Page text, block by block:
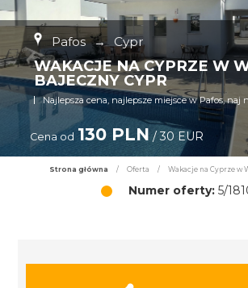
Pafos → Cypr
WAKACJE NA CYPRZE W
BAJECZNY CYPR
Najlepsza cena, najlepsze miejsce w Pafos, naj
Cena od 130 PLN/ 30 EUR
Strona główna / Oferta / Wakacje na Cyprze w
Numer oferty: 5/